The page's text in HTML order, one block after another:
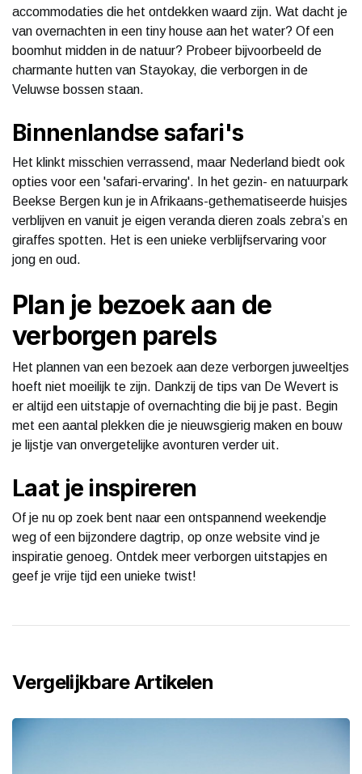
accommodaties die het ontdekken waard zijn. Wat dacht je
van overnachten in een tiny house aan het water? Of een
boomhut midden in de natuur? Probeer bijvoorbeeld de
charmante hutten van Stayokay, die verborgen in de
Veluwse bossen staan.
Binnenlandse safari's
Het klinkt misschien verrassend, maar Nederland biedt ook
opties voor een 'safari-ervaring'. In het gezin- en natuurpark
Beekse Bergen kun je in Afrikaans-gethematiseerde huisjes
verblijven en vanuit je eigen veranda dieren zoals zebra’s en
giraffes spotten. Het is een unieke verblijfservaring voor
jong en oud.
Plan je bezoek aan de
verborgen parels
Het plannen van een bezoek aan deze verborgen juweeltjes
hoeft niet moeilijk te zijn. Dankzij de tips van De Wevert is
er altijd een uitstapje of overnachting die bij je past. Begin
met een aantal plekken die je nieuwsgierig maken en bouw
je lijstje van onvergetelijke avonturen verder uit.
Laat je inspireren
Of je nu op zoek bent naar een ontspannend weekendje
weg of een bijzondere dagtrip, op onze website vind je
inspiratie genoeg. Ontdek meer verborgen uitstapjes en
geef je vrije tijd een unieke twist!
Vergelijkbare Artikelen